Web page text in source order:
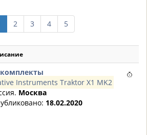
2 3 4 5
комплекты
Instruments Traktor X1 MK2
Москва
18.02.2020